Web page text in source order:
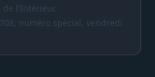
l'Intérieur.
numéro spécial, vendredi